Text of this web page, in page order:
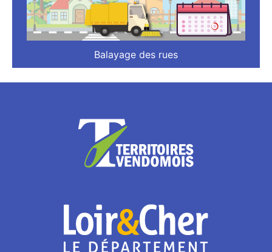
Balayage des rues